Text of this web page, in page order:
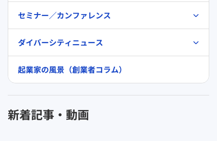
セミナー／カンファレンス
ダイバーシティニュース
起業家の風景（創業者コラム）
新着記事・動画